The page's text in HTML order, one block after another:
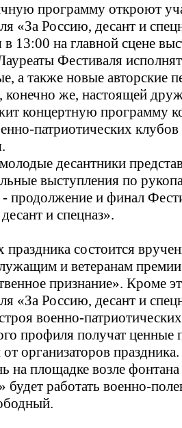
программу откроют
«За Россию, десант и
в 13:00 на главной сцене
Фестиваля
а также новые авторские
конечно же, настоящей
концертную программу
патриотических
десантники
выступления по
продолжение и финал
и спецназ».
праздника состоится
и ветеранам премии
признание». Кроме
«За Россию, десант и
военно-
профиля получат ценные
организаторов праздника.
на площадке возле
будет работать военно-